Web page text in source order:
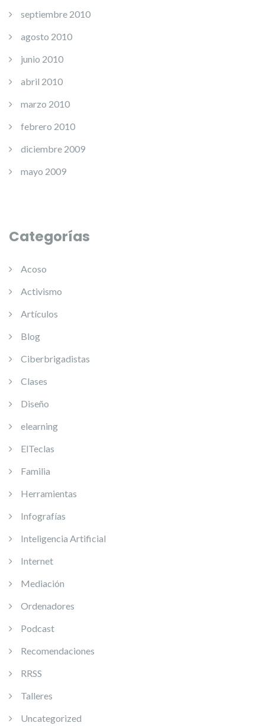
septiembre 2010
agosto 2010
junio 2010
abril 2010
marzo 2010
febrero 2010
diciembre 2009
mayo 2009
Categorías
Acoso
Activismo
Artículos
Blog
Ciberbrigadistas
Clases
Diseño
elearning
ElTeclas
Familia
Herramientas
Infografías
Inteligencia Artificial
Internet
Mediación
Ordenadores
Podcast
Recomendaciones
RRSS
Talleres
Uncategorized